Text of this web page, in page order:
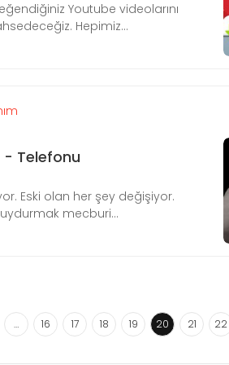
Youtube videolarını
Hepimiz...
- Telefonu
Eski olan her şey değişiyor.
uydurmak mecburi...
… 16 17 18 19 20 21 22